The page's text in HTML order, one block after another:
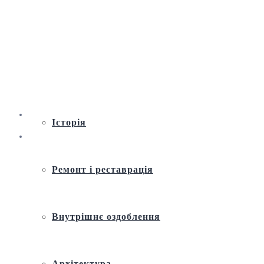
Історія
Ремонт і реставрація
Внутрішнє оздоблення